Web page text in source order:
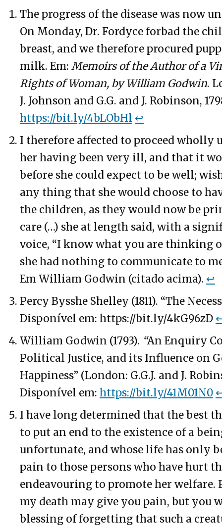
The progress of the disease was now
On Monday, Dr. Fordyce forbad the
breast, and we therefore procured
milk. Em: Memoirs of the Author of a
Rights of Woman, by William Godwin.
J. Johnson and G.G. and J. Robinson,
https://bit.ly/4bLObHl ↩
I therefore affected to proceed wholly
her having been very ill, and that it
before she could expect to be well;
any thing that she would choose to
the children, as they would now be
care (…) she at length said, with a
voice, “I know what you are thinking
she had nothing to communicate to
Em William Godwin (citado acima). ↩
Percy Bysshe Shelley (1811). “The
Disponível em: https://bit.ly/4kG96zD
William Godwin (1793). “An Enquiry
Political Justice, and its Influence on
Happiness” (London: G.G.J. and J.
Disponível em: https://bit.ly/41M01N0
I have long determined that the best
to put an end to the existence of a
unfortunate, and whose life has only
pain to those persons who have hurt
endeavouring to promote her welfare.
my death may give you pain, but you
blessing of forgetting that such a